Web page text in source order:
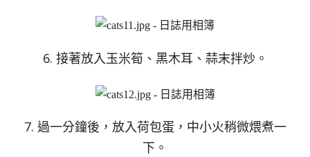
6. 接著放入玉米筍、黑木耳、蒜末拌炒。
7. 過一分鐘後，放入荷包蛋，中小火稍微煨煮一
下。